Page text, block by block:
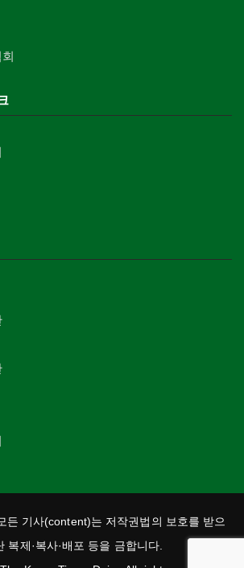
든 기사(content)는 저작권법의 보호를 받으
복제·복사·배포 등을 금합니다.